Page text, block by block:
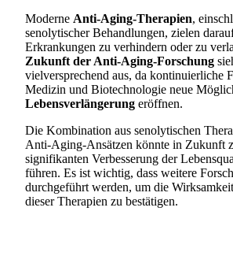
Moderne Anti-Aging-Therapien,
senolytischer Behandlungen, zielen
Erkrankungen zu verhindern oder zu
Zukunft der Anti-Aging-Forschung
vielversprechend aus, da kontinuierliche
Medizin und Biotechnologie neue
Lebensverlängerung eröffnen.
Die Kombination aus senolytischen
Anti-Aging-Ansätzen könnte in Zukunft
signifikanten Verbesserung der
führen. Es ist wichtig, dass weitere
durchgeführt werden, um die
dieser Therapien zu bestätigen.